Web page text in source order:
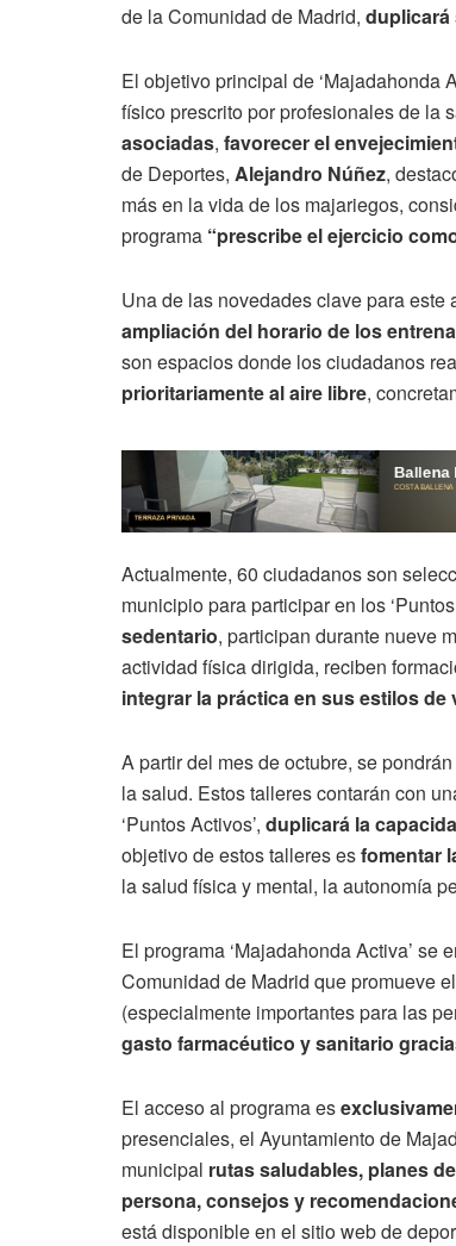
de la Comunidad de Madrid, duplicará
El objetivo principal de ‘Majadahonda
físico prescrito por profesionales de la
asociadas, favorecer el
de Deportes, Alejandro Núñez,
más en la vida de los majariegos,
programa “prescribe el ejercicio
Una de las novedades clave para este
ampliación del horario de los
son espacios donde los ciudadanos
prioritariamente al aire libre,
Actualmente, 60 ciudadanos son
municipio para participar en los
sedentario, participan durante nueve
actividad física dirigida, reciben
integrar la práctica en sus estilos de
A partir del mes de octubre, se
la salud. Estos talleres contarán con
‘Puntos Activos’, duplicará la
objetivo de estos talleres esfomentar
la salud física y mental, la autonomía
El programa ‘Majadahonda Activa’ se
Comunidad de Madrid que promueve
(especialmente importantes para las
gasto farmacéutico y sanitario
El acceso al programa es
presenciales, el Ayuntamiento de
municipal rutas saludables, planes
persona, consejos y
está disponible en el sitio web de